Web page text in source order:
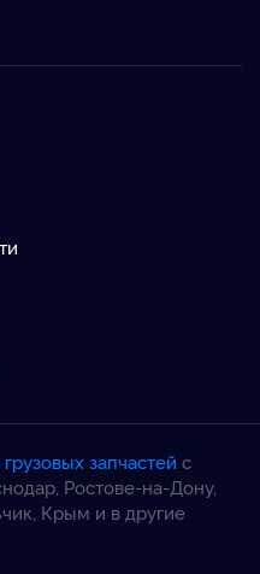
запчастей с
Ростове-на-Дону,
Крым и в другие